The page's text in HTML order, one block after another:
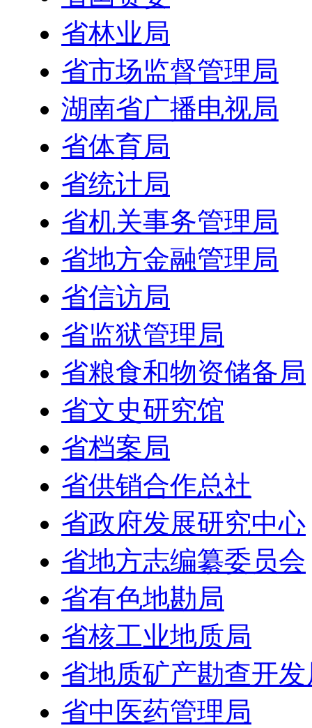
省林业局
省市场监督管理局
湖南省广播电视局
省体育局
省统计局
省机关事务管理局
省地方金融管理局
省信访局
省监狱管理局
省粮食和物资储备局
省文史研究馆
省档案局
省供销合作总社
省政府发展研究中心
省地方志编纂委员会
省有色地勘局
省核工业地质局
省地质矿产勘查开发
省中医药管理局